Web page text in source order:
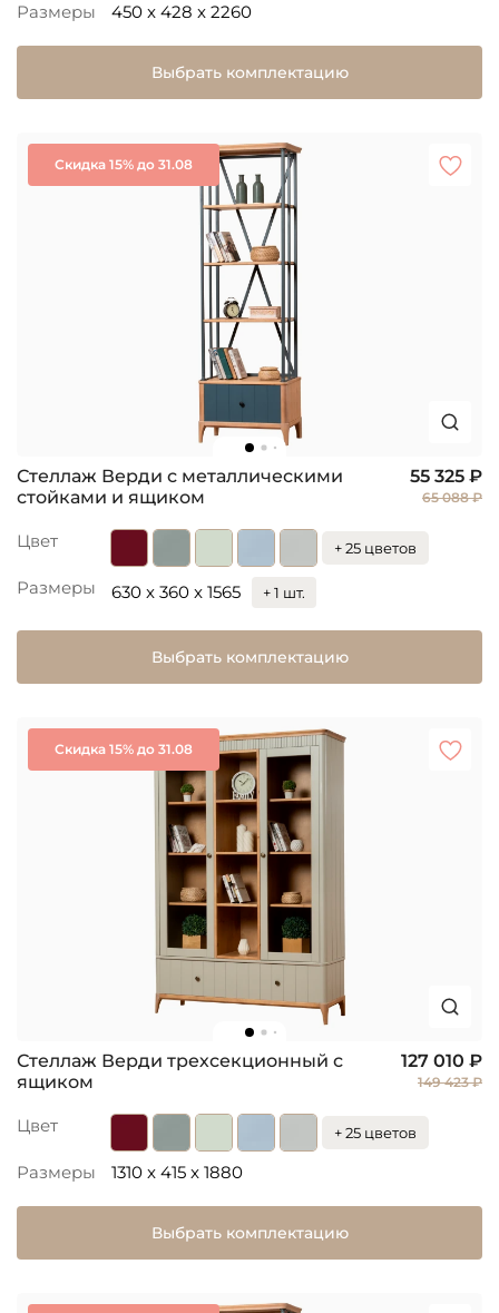
Размеры 450 x 428 x 2260
Выбрать комплектацию
Скидка 15% до 31.08
Стеллаж Верди с металлическими
стойками и ящиком
55 325 ₽
65 088 ₽
Цвет + 25 цветов
Размеры 630 x 360 x 1565 + 1 шт.
Выбрать комплектацию
Скидка 15% до 31.08
Стеллаж Верди трехсекционный с
ящиком
127 010 ₽
149 423 ₽
Цвет + 25 цветов
Размеры 1310 x 415 x 1880
Выбрать комплектацию